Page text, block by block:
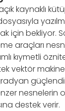
kaynaklı
için bekliyor.
araçları nesne
kıymetli
vektör
nesnelerin
destek verir.